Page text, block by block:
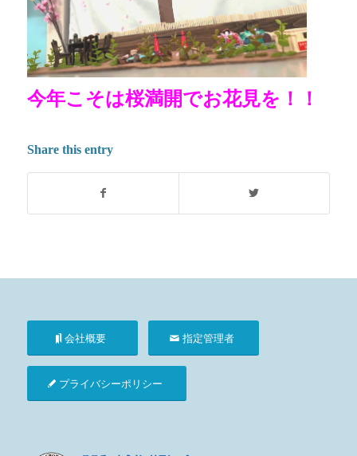
今年こそは桜満開でお花見を！！
Share this entry
会社概要 指定管理者
プライバシーポリシー